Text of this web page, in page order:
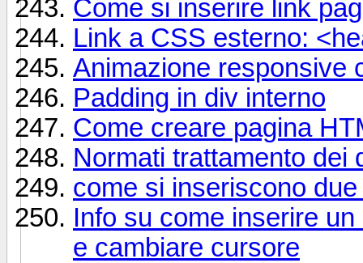
Come si inserire link
Link a CSS esterno:
Animazione responsive
Padding in div interno
Come creare pagina
Normati trattamento dei
come si inseriscono
Info su come inserire
e cambiare cursore